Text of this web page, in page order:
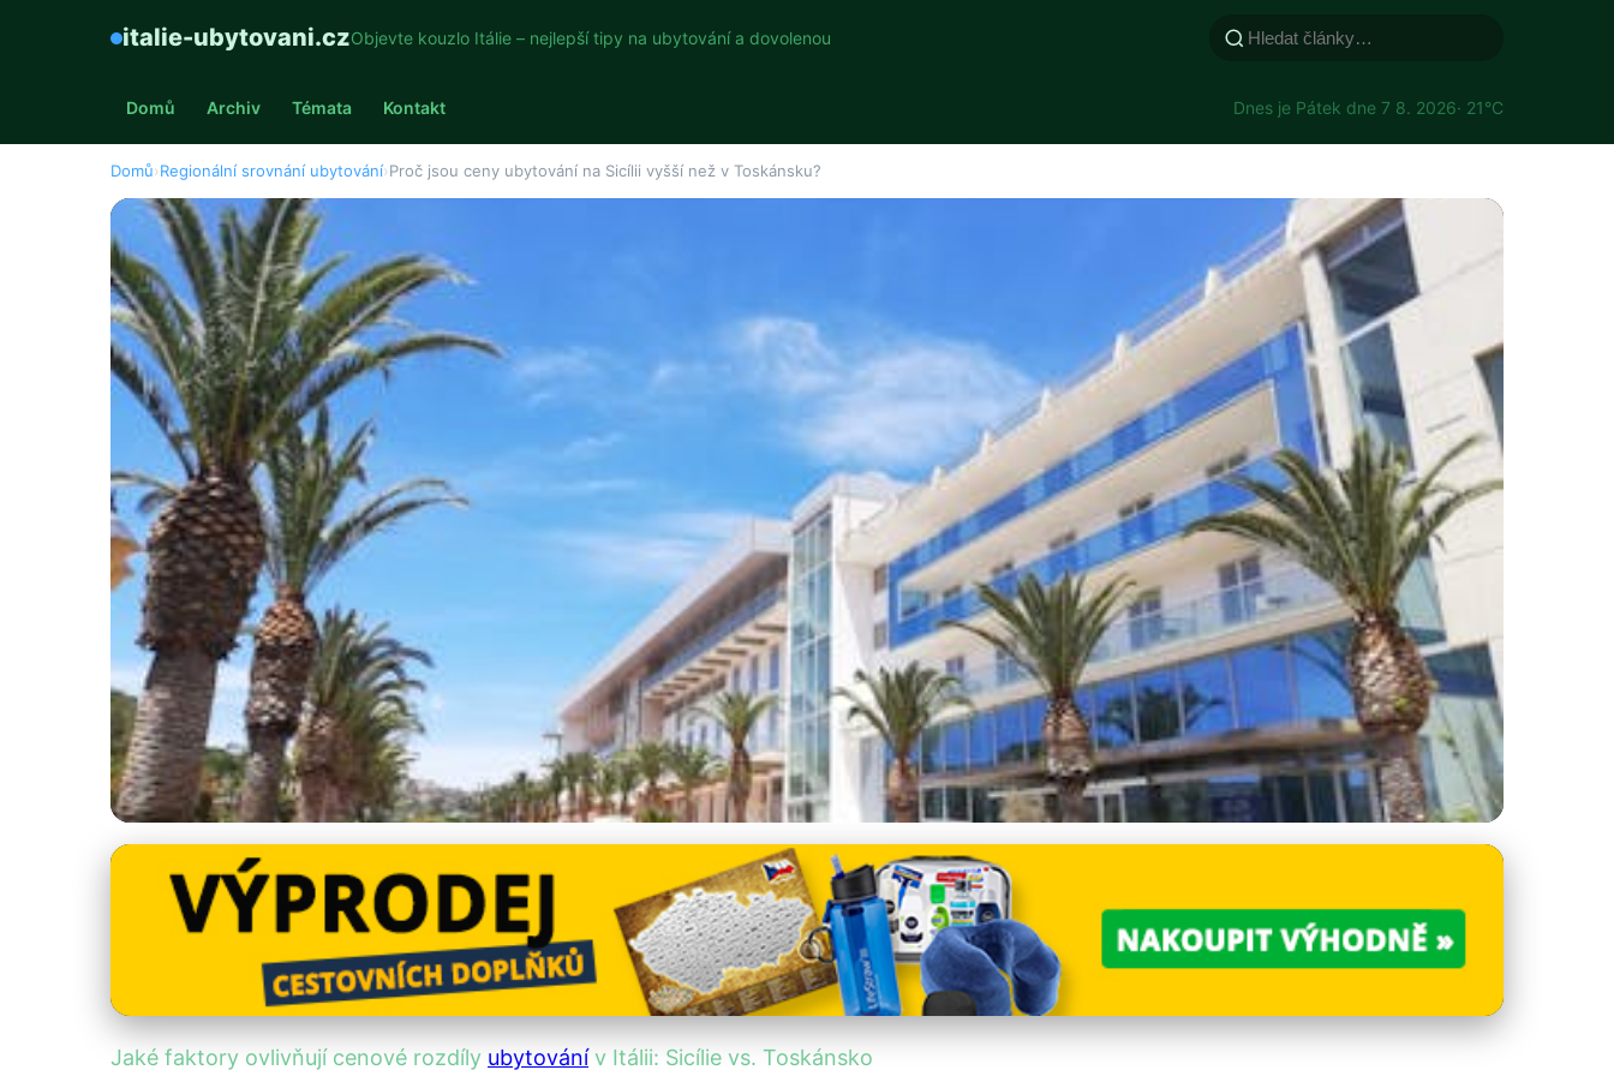
italie-ubytovani.czObjevte kouzlo Itálie – nejlepší tipy na ubytování a dovolenou
Domů Archiv Témata Kontakt Dnes je Pátek dne 7 8. 2026· 21°C
Domů›Regionální srovnání ubytování›Proč jsou ceny ubytování na Sicílii vyšší než v Toskánsku?
Regionální srovnání ubytování
Proč jsou ceny ubytování na Sicílii vyšší než v Toskánsku?
· 4 min čtení · Autor: Kristián Novotný
Jaké faktory ovlivňují cenové rozdíly ubytovánív Itálii: Sicílie vs. Toskánsko